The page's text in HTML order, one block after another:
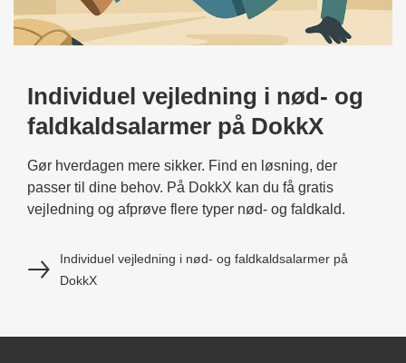
Individuel vejledning i nød- og
faldkaldsalarmer på DokkX
Gør hverdagen mere sikker. Find en løsning, der
passer til dine behov. På DokkX kan du få gratis
vejledning og afprøve flere typer nød- og faldkald.
Individuel vejledning i nød- og faldkaldsalarmer på
DokkX